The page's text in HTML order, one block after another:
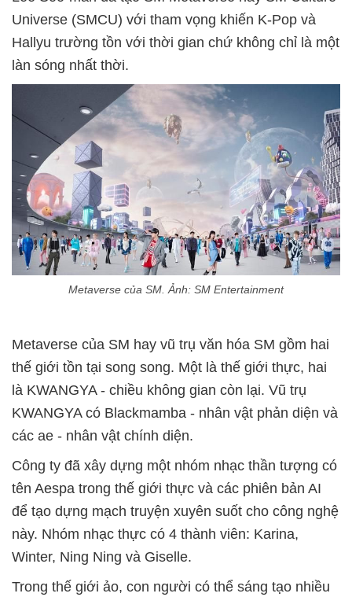
Universe (SMCU) với tham vọng khiến K-Pop và
Hallyu trường tồn với thời gian chứ không chỉ là một
làn sóng nhất thời.
Metaverse của SM. Ảnh: SM Entertainment
Metaverse của SM hay vũ trụ văn hóa SM gồm hai
thế giới tồn tại song song. Một là thế giới thực, hai
là KWANGYA - chiều không gian còn lại. Vũ trụ
KWANGYA có Blackmamba - nhân vật phản diện và
các ae - nhân vật chính diện.
Công ty đã xây dựng một nhóm nhạc thần tượng có
tên Aespa trong thế giới thực và các phiên bản AI
để tạo dựng mạch truyện xuyên suốt cho công nghệ
này. Nhóm nhạc thực có 4 thành viên: Karina,
Winter, Ning Ning và Giselle.
Trong thế giới ảo, con người có thể sáng tạo nhiều